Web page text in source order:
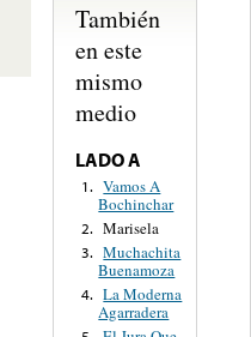
También
en este
mismo
medio
LADO A
1. Vamos A
Bochinchar
2. Marisela
3. Muchachita
Buenamoza
4. La Moderna
Agarradera